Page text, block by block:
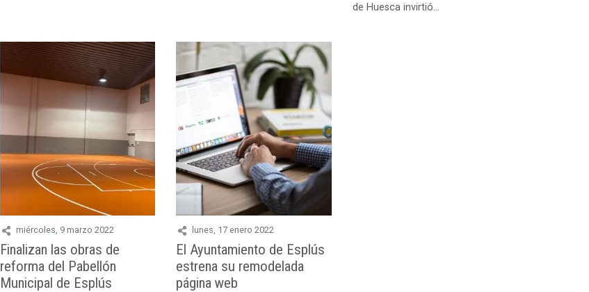
de Huesca invirtió...
miércoles, 9 marzo 2022
Finalizan las obras de
reforma del Pabellón
Municipal de Esplús
lunes, 17 enero 2022
El Ayuntamiento de Esplús
estrena su remodelada
página web